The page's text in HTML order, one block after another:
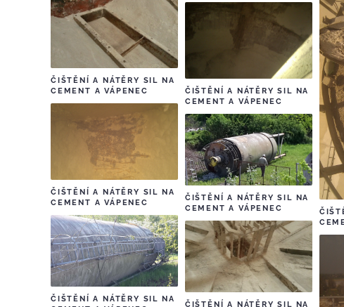
ČIŠTĚNÍ A NÁTĚRY SIL NA
CEMENT A VÁPENEC
ČIŠTĚNÍ A NÁTĚRY SIL NA
CEMENT A VÁPENEC
ČIŠTĚNÍ A NÁTĚRY SIL NA
CEMENT A VÁPENEC
ČIŠTĚNÍ A NÁTĚRY SIL NA
CEMENT A VÁPENEC
ČIŠTĚNÍ A NÁTĚRY SIL NA
ČIŠTĚNÍ A NÁTĚRY SIL NA